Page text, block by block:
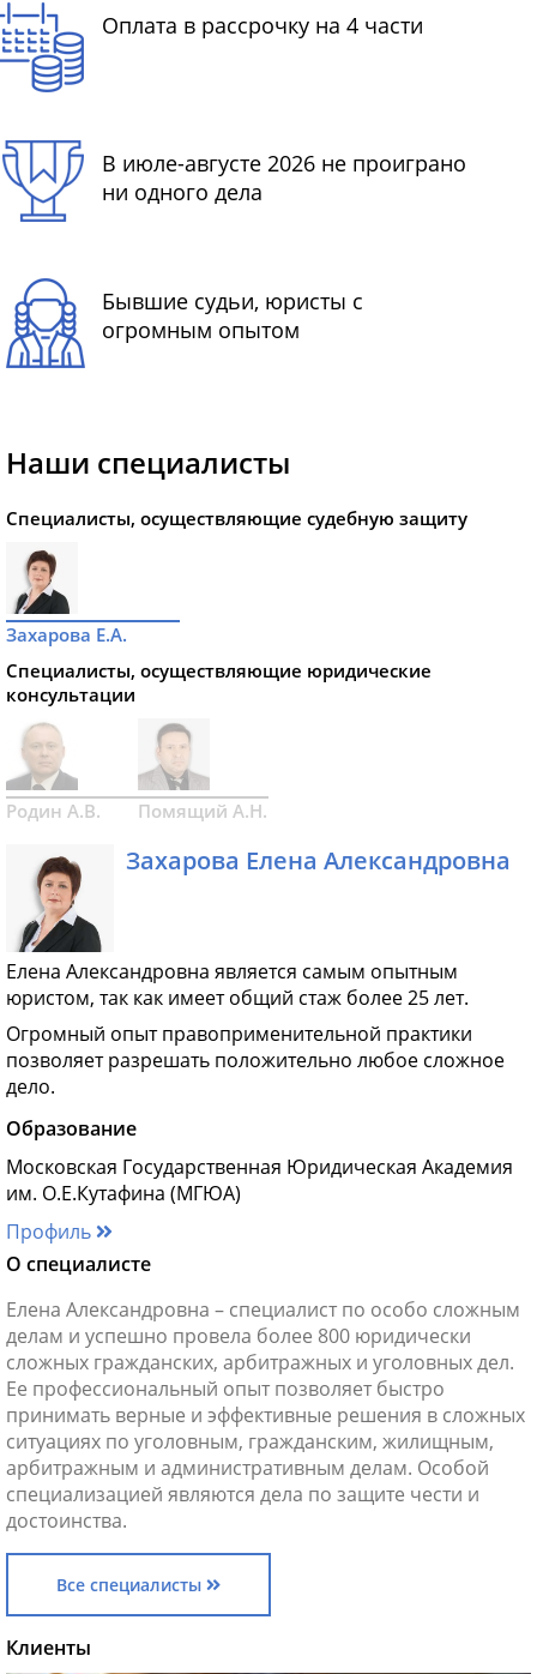
Оплата в рассрочку на 4 части
В июле-августе 2026 не проиграно
ни одного дела
Бывшие судьи, юристы с
огромным опытом
Наши специалисты
Специалисты, осуществляющие судебную защиту
Захарова Е.А.
Специалисты, осуществляющие юридические
консультации
Родин А.В. Помящий А.Н.
Захарова Елена Александровна
Елена Александровна является самым опытным
юристом, так как имеет общий стаж более 25 лет.
Огромный опыт правоприменительной практики
позволяет разрешать положительно любое сложное
дело.
Образование
Московская Государственная Юридическая Академия
им. О.Е.Кутафина (МГЮА)
Профиль
О специалисте
Елена Александровна – специалист по особо сложным
делам и успешно провела более 800 юридически
сложных гражданских, арбитражных и уголовных дел.
Ее профессиональный опыт позволяет быстро
принимать верные и эффективные решения в сложных
ситуациях по уголовным, гражданским, жилищным,
арбитражным и административным делам. Особой
специализацией являются дела по защите чести и
достоинства.
Все специалисты
Клиенты